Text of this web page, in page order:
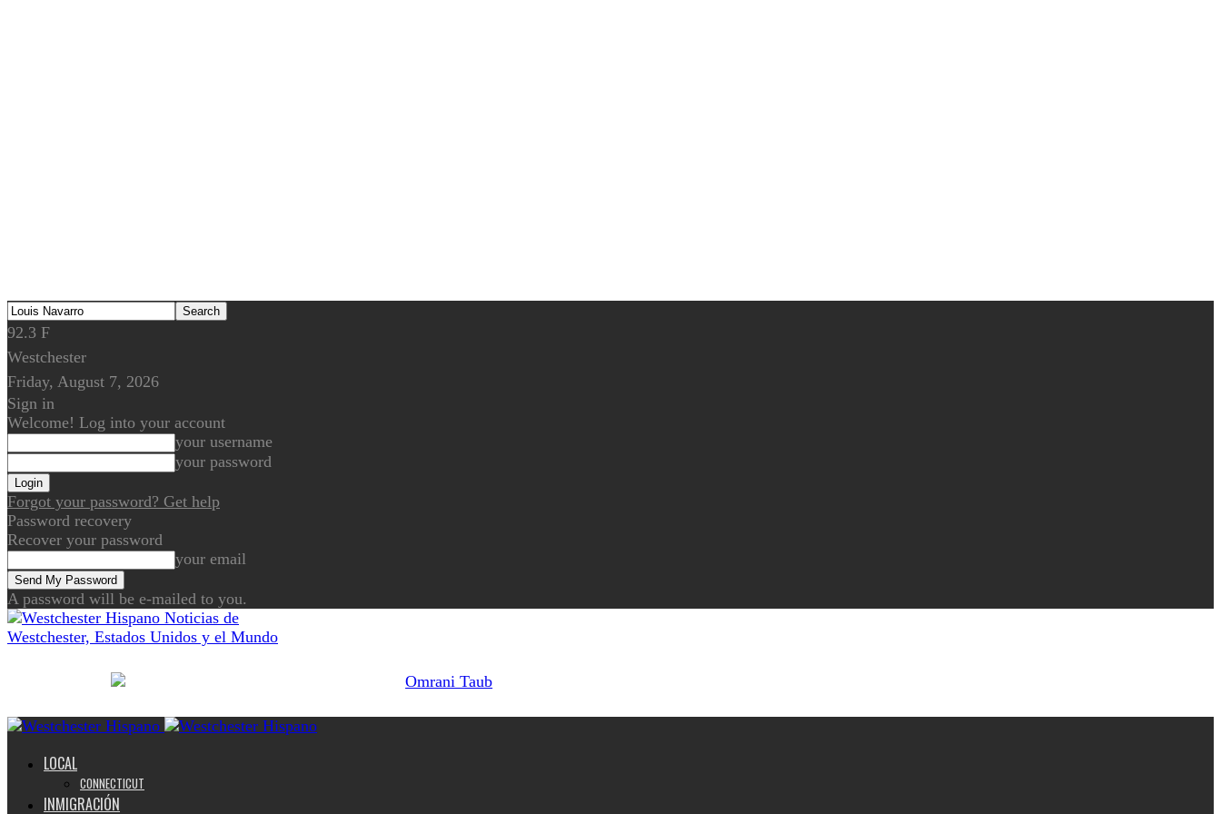
92.3 F
Westchester
Friday, August 7, 2026
Sign in
Welcome! Log into your account
your username
your password
Forgot your password? Get help
Password recovery
Recover your password
your email
A password will be e-mailed to you.
Noticias de
Westchester, Estados Unidos y el Mundo
LOCAL
CONNECTICUT
INMIGRACIÓN